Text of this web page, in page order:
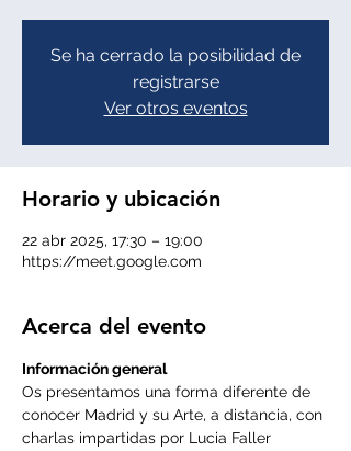
Se ha cerrado la posibilidad de
registrarse
Ver otros eventos
Horario y ubicación
22 abr 2025, 17:30 – 19:00
https://meet.google.com
Acerca del evento
Información general
Os presentamos una forma diferente de
conocer Madrid y su Arte, a distancia, con
charlas impartidas por Lucia Faller